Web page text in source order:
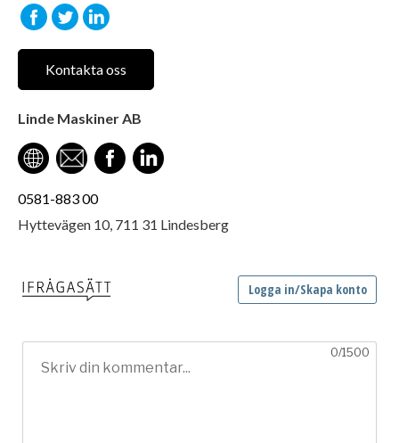
Kontakta oss
Linde Maskiner AB
0581-883 00
Hyttevägen 10, 711 31 Lindesberg